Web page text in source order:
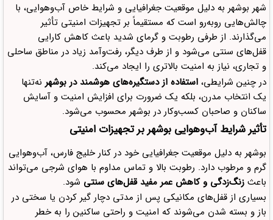
شهر بوشهر به دلیل موقعیت جغرافیایی و شرایط خاص آب‌وهوایی، با
چالش‌هایی روبه‌رو است که مستقیماً بر تجهیزات امنیتی تأثیر
می‌گذارند. از طرفی رطوبت و گرمای شدید باعث کاهش کارایی
قفل‌های سنتی می‌شود و از طرف دیگر، رفت‌وآمد زیاد در مناطق ساحلی
و تجاری، نیاز به امنیت بالاتری را ایجاد می‌کند.
در چنین شرایطی، استفاده از دستگیره‌های هوشمند در بوشهر نه‌تنها
یک انتخاب مدرن، بلکه یک ضرورت برای افزایش امنیت و آسایش
ساکنان و صاحبان کسب‌وکار در بوشهر محسوب می‌شود.
تأثیر شرایط آب‌وهوایی بوشهر بر تجهیزات امنیتی
بوشهر به دلیل موقعیت جغرافیایی خود در کنار خلیج فارس، آب‌وهوایی
گرم و مرطوب دارد. رطوبت بالا و تماس مداوم با هوای شرجی می‌تواند
باعث زنگ‌زدگی و کاهش عمر مفید قفل‌های سنتی شود.
بسیاری از قفل‌های مکانیکی پس از مدتی دچار گیر کردن یا سختی در
باز و بسته شدن می‌شوند که امنیت و راحتی ساکنین را به خطر